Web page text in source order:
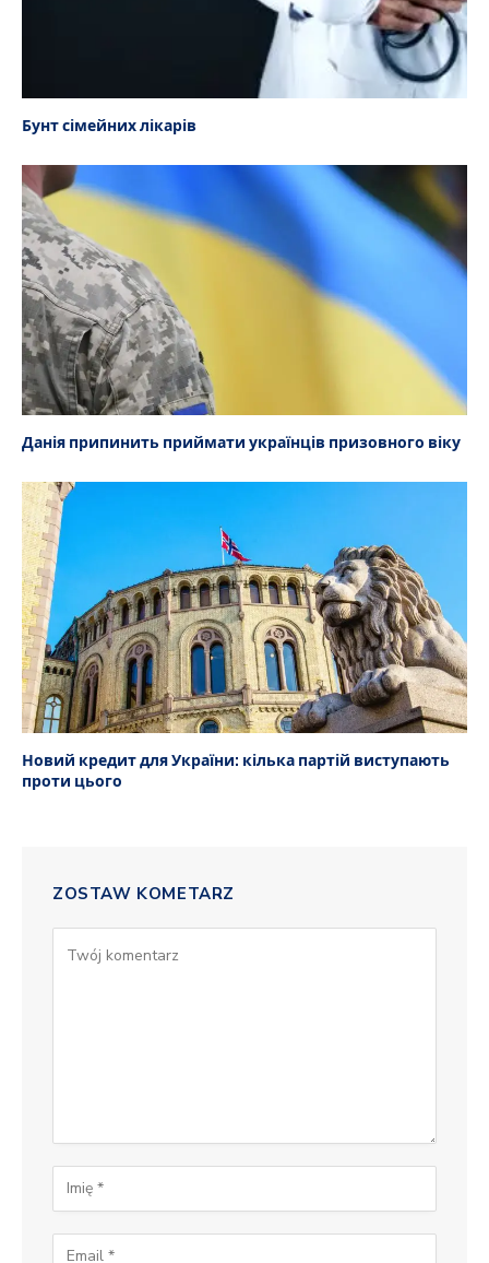
Бунт сімейних лікарів
Данія припинить приймати українців призовного віку
Новий кредит для України: кілька партій виступають
проти цього
ZOSTAW KOMETARZ